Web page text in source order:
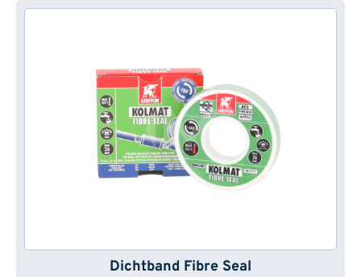
Dichtband Fibre Seal